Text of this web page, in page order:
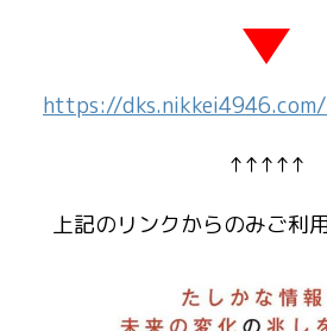
https://
↑↑↑↑↑
上記のリンクからのみご利